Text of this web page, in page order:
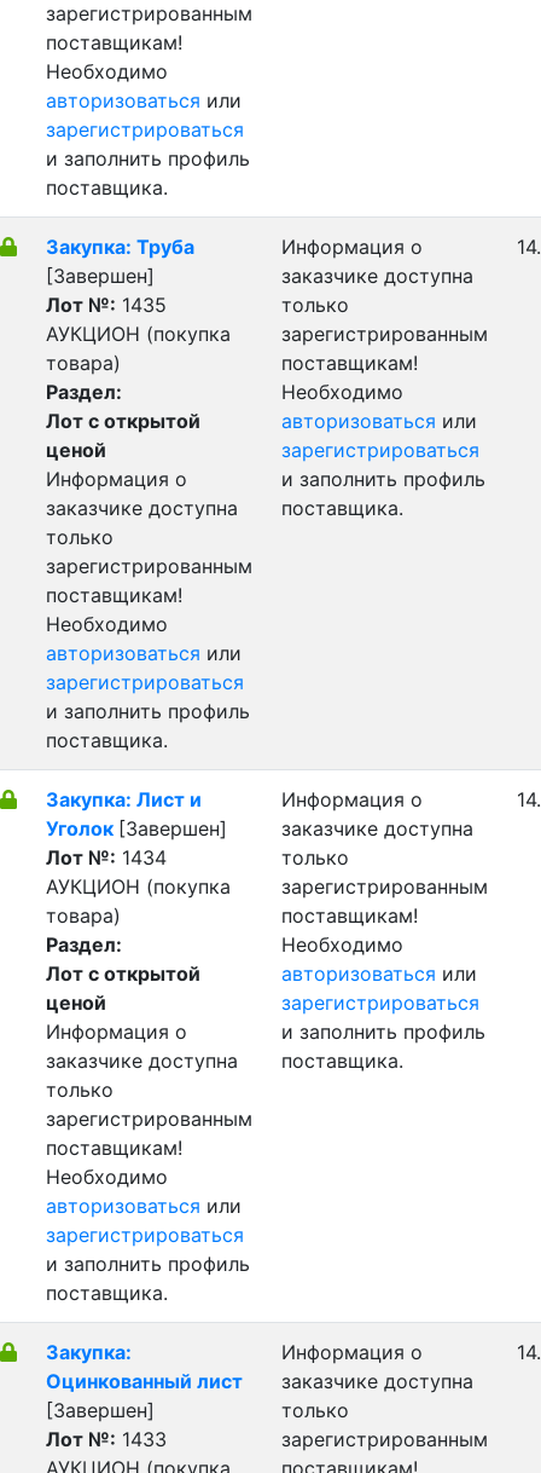
зарегистрированным
поставщикам!
Необходимо
авторизоваться или
зарегистрироваться
и заполнить профиль
поставщика.
Закупка: Труба
[Завершен]
Лот №: 1435
АУКЦИОН (покупка
товара)
Раздел:
Лот с открытой
ценой
Информация о
заказчике доступна
только
зарегистрированным
поставщикам!
Необходимо
авторизоваться или
зарегистрироваться
и заполнить профиль
поставщика.
Информация о
заказчике доступна
только
зарегистрированным
поставщикам!
Необходимо
авторизоваться или
зарегистрироваться
и заполнить профиль
поставщика.
Закупка: Лист и
Уголок [Завершен]
Лот №: 1434
АУКЦИОН (покупка
товара)
Раздел:
Лот с открытой
ценой
Информация о
заказчике доступна
только
зарегистрированным
поставщикам!
Необходимо
авторизоваться или
зарегистрироваться
и заполнить профиль
поставщика.
Информация о
заказчике доступна
только
зарегистрированным
поставщикам!
Необходимо
авторизоваться или
зарегистрироваться
и заполнить профиль
поставщика.
Закупка:
Оцинкованный лист
[Завершен]
Лот №: 1433
АУКЦИОН (покупка
Информация о
заказчике доступна
только
зарегистрированным
поставщикам!